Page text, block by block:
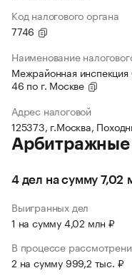
Код налогового органа
7746
Наименование
Межрайонная
46 по г. Москве
Адрес налоговой
125373, г.Москва,
Арбитражные
4 дел на сумму 7,02
Выигранных дел
1 на сумму 4,02 млн ₽
В процессе
2 на сумму 999,2 тыс. ₽